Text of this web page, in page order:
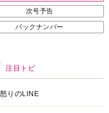
次号予告
バックナンバー
注目トピ
りのLINE